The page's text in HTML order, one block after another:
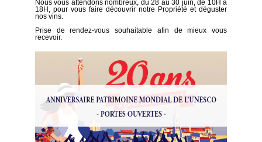
Nous vous attendons nombreux, du 28 au 30 juin, de 10H à
18H, pour vous faire découvrir notre Propriété et déguster
nos vins.
Prise de rendez-vous souhaitable afin de mieux vous
recevoir.